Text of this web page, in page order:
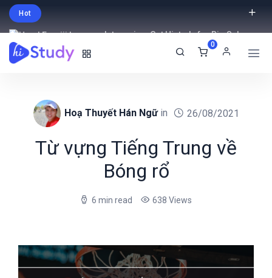
Hot
Intro price. Get Histudy for Big Sale
-95% off.
0
Hoạ Thuyết Hán Ngữin 26/08/2021
Từ vựng Tiếng Trung về
Bóng rổ
6 min read 638 Views